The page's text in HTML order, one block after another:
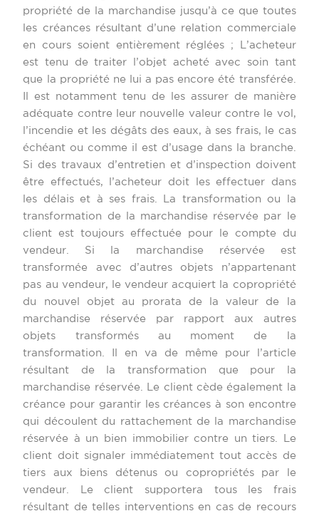
propriété de la marchandise jusqu’à ce que toutes
les créances résultant d’une relation commerciale
en cours soient entièrement réglées ; L’acheteur
est tenu de traiter l’objet acheté avec soin tant
que la propriété ne lui a pas encore été transférée.
Il est notamment tenu de les assurer de manière
adéquate contre leur nouvelle valeur contre le vol,
l’incendie et les dégâts des eaux, à ses frais, le cas
échéant ou comme il est d’usage dans la branche.
Si des travaux d’entretien et d’inspection doivent
être effectués, l’acheteur doit les effectuer dans
les délais et à ses frais. La transformation ou la
transformation de la marchandise réservée par le
client est toujours effectuée pour le compte du
vendeur. Si la marchandise réservée est
transformée avec d’autres objets n’appartenant
pas au vendeur, le vendeur acquiert la copropriété
du nouvel objet au prorata de la valeur de la
marchandise réservée par rapport aux autres
objets transformés au moment de la
transformation. Il en va de même pour l’article
résultant de la transformation que pour la
marchandise réservée. Le client cède également la
créance pour garantir les créances à son encontre
qui découlent du rattachement de la marchandise
réservée à un bien immobilier contre un tiers. Le
client doit signaler immédiatement tout accès de
tiers aux biens détenus ou copropriétés par le
vendeur. Le client supportera tous les frais
résultant de telles interventions en cas de recours